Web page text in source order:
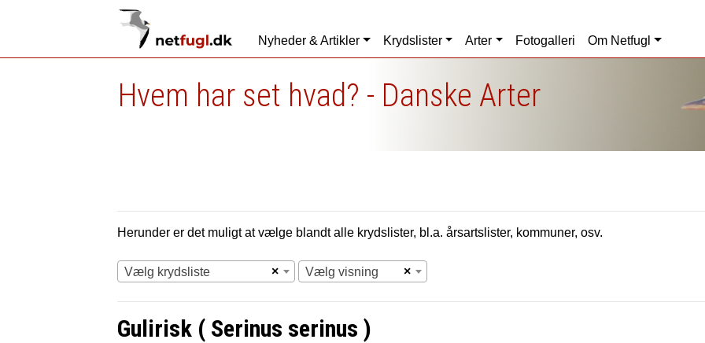
Nyheder & Artikler Krydslister Arter Fotogalleri Om Netfugl
Hvem har set hvad? - Danske Arter
Herunder er det muligt at vælge blandt alle krydslister, bl.a. årsartslister, kommuner, osv.
×
Vælg krydsliste ×
Vælg visning
Gulirisk ( Serinus serinus )